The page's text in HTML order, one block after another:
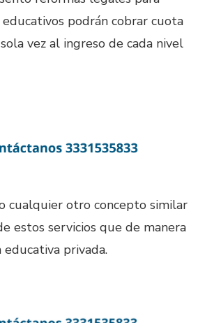
podrán cobrar cuota
vez al ingreso de cada nivel
cualquier otro concepto similar
estos servicios que de manera
privada.